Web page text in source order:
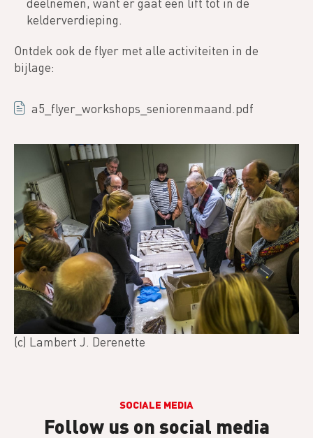
deelnemen, want er gaat een lift tot in de
kelderverdieping.
Ontdek ook de flyer met alle activiteiten in de
bijlage:
a5_flyer_workshops_seniorenmaand.pdf
(c) Lambert J. Derenette
SOCIALE MEDIA
Follow us on social media